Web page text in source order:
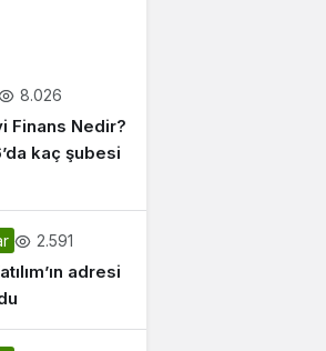
8.026
Finans Nedir?
kaç şubesi
2.591
adresi